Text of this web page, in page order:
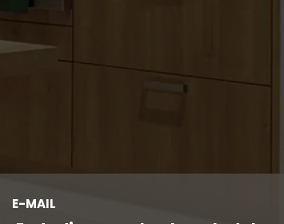
E-MAIL